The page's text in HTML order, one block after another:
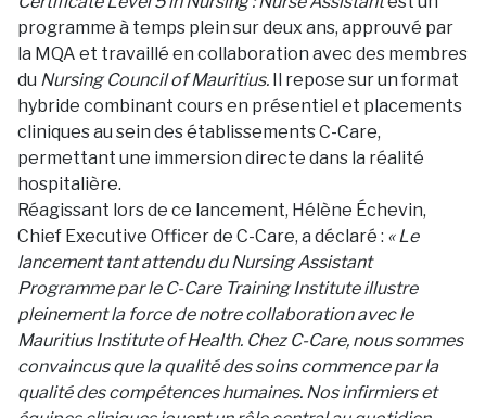
programme à temps plein sur deux ans, approuvé par
la MQA et travaillé en collaboration avec des membres
du Nursing Council of Mauritius. Il repose sur un format
hybride combinant cours en présentiel et placements
cliniques au sein des établissements C-Care,
permettant une immersion directe dans la réalité
hospitalière.
Réagissant lors de ce lancement, Hélène Échevin,
Chief Executive Officer de C-Care, a déclaré : « Le
lancement tant attendu du Nursing Assistant
Programme par le C-Care Training Institute illustre
pleinement la force de notre collaboration avec le
Mauritius Institute of Health. Chez C-Care, nous sommes
convaincus que la qualité des soins commence par la
qualité des compétences humaines. Nos infirmiers et